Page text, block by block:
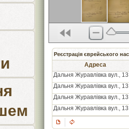
Реєстрація єврейського
Адреса
Дальня Журавлівка вул., 13
Дальня Журавлівка вул., 13
Дальня Журавлівка вул., 13
Дальня Журавлівка вул., 13